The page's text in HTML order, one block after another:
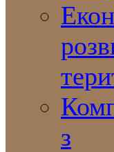
з